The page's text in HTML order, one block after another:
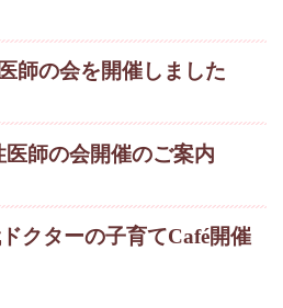
師の会を開催しました
師の会開催のご案内
クターの子育てCafé開催